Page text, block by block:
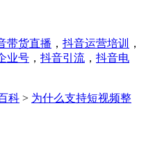
带货直播 ， 抖音运营培训
，
业号 ， 抖音引流 ， 抖音电
科 > 为什么支持短视频整